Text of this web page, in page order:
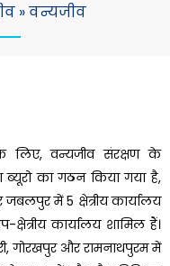
»वन्यजीव
लिए, वन्यजीव संरक्षण के
का गठन किया गया है,
में 5 क्षेत्रीय कार्यालय
कार्यालय शामिल हैं।
गोरखपुर और रामनाथपुरम में